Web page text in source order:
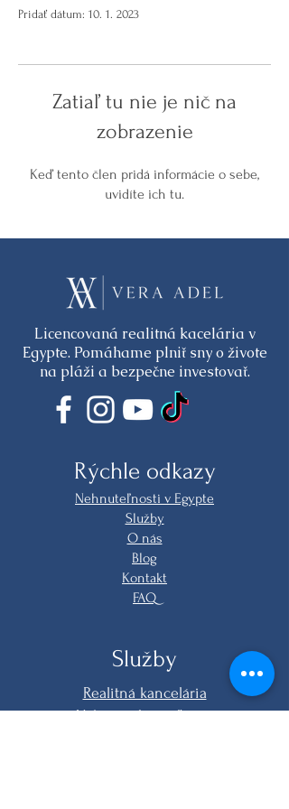
Pridať dátum: 10. 1. 2023
Zatiaľ tu nie je nič na
zobrazenie
Keď tento člen pridá informácie o sebe,
uvidíte ich tu.
Licencovaná realitná kacelária v
Egypte. Pomáhame plniť sny o živote
na pláži a bezpečne investovať.
Rýchle odkazy
Nehnuteľnosti v Egypte
Služby
O nás
Blog
Kontakt
FAQ
Služby
Realitná kancelária
Nákup nehnuteľnosti